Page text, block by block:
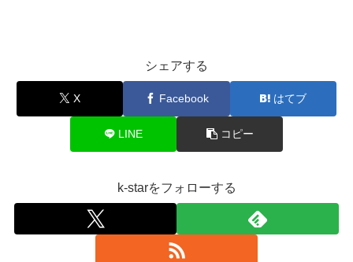
シェアする
X Facebook はてブ
LINE コピー
k-starをフォローする